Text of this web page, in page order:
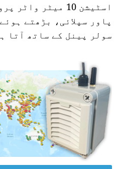
پاور سپلائی، بڑھتے
سولر پینل کے ساتھ آتا